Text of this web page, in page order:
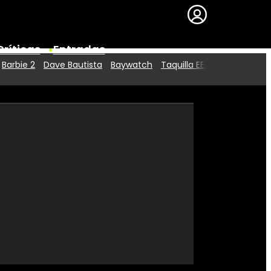
Entradas
Premios
Barbie 2 Dave Bautista Baywatch Taquilla EE.UU.